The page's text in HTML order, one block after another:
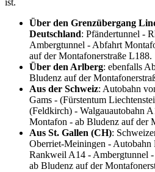
ist.
Über den Grenzübergang
Deutschland: Pfändertunnel -
Ambergtunnel - Abfahrt
auf der Montafonerstraße L188.
Über den Arlberg: ebenfalls
Bludenz auf der
Aus der Schweiz: Autobahn
Gams - (Fürstentum
(Feldkirch) - Walgauautobahn
Montafon - ab Bludenz auf der
Aus St. Gallen (CH):
Oberriet-Meiningen -
Rankweil A14 - Ambergtunnel
ab Bludenz auf der